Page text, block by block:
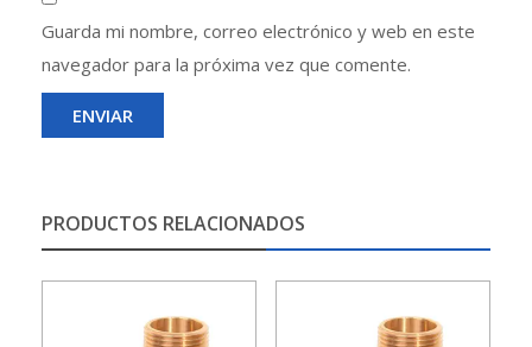
Guarda mi nombre, correo electrónico y web en este
navegador para la próxima vez que comente.
PRODUCTOS RELACIONADOS